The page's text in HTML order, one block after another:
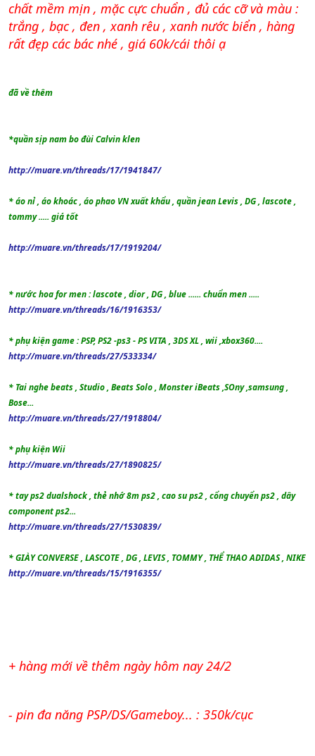
chất mềm mịn , mặc cực chuẩn , đủ các cỡ và màu :
trắng , bạc , đen , xanh rêu , xanh nước biển , hàng
rất đẹp các bác nhé , giá 60k/cái thôi ạ
đã về thêm
*quần sịp nam bo đùi Calvin klen
http://muare.vn/threads/17/1941847/
* áo nỉ , áo khoác , áo phao VN xuất khẩu , quần jean Levis , DG , lascote ,
tommy ..... giá tốt
http://muare.vn/threads/17/1919204/
* nước hoa for men : lascote , dior , DG , blue ...... chuẩn men .....
http://muare.vn/threads/16/1916353/
* phụ kiện game : PSP, PS2 -ps3 - PS VITA , 3DS XL , wii ,xbox360....
http://muare.vn/threads/27/533334/
* Tai nghe beats , Studio , Beats Solo , Monster iBeats ,SOny ,samsung ,
Bose...
http://muare.vn/threads/27/1918804/
* phụ kiện Wii
http://muare.vn/threads/27/1890825/
* tay ps2 dualshock , thẻ nhớ 8m ps2 , cao su ps2 , cổng chuyển ps2 , dây
component ps2...
http://muare.vn/threads/27/1530839/
* GIÀY CONVERSE , LASCOTE , DG , LEVIS , TOMMY , THỂ THAO ADIDAS , NIKE
http://muare.vn/threads/15/1916355/
+ hàng mới về thêm ngày hôm nay 24/2
- pin đa năng PSP/DS/Gameboy... : 350k/cục